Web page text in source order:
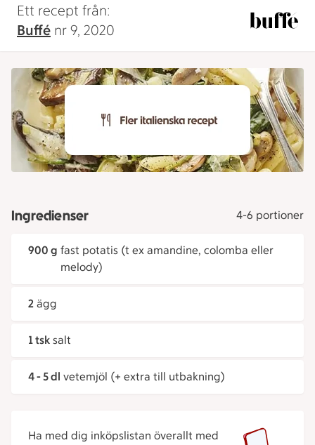
Ett recept från:
Buffé nr 9, 2020
Ingredienser 4-6 portioner
900 g fast potatis (t ex amandine, colomba eller
melody)
2 ägg
1 tsk salt
4 - 5 dl vetemjöl (+ extra till utbakning)
Ha med dig inköpslistan överallt med